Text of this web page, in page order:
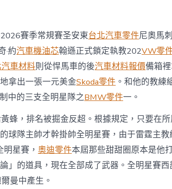
主
附
體？
馬
刺
主
帥
米
奇
·
約
翰
遜
獲
執
教
賽季常規賽圣安東台北汽車零件尼奧馬
·約汽車機油芯翰遜正式鎖定執教202VW零
車材料則從悍馬車的後汽車材料報價備箱
拿出一張一元美金Skoda零件 。和他的教練
中的三支全明星隊之BMW零件一。
蜂，排名被掘金反超。根據規定，只要在
球隊主帥才幹掛帥全明星賽，由于雷霆主教
星賽， 奧迪零件本屆那些甜甜圈原本是他
」的道具，現在全部成了武器。全明星賽西
曼中產生。